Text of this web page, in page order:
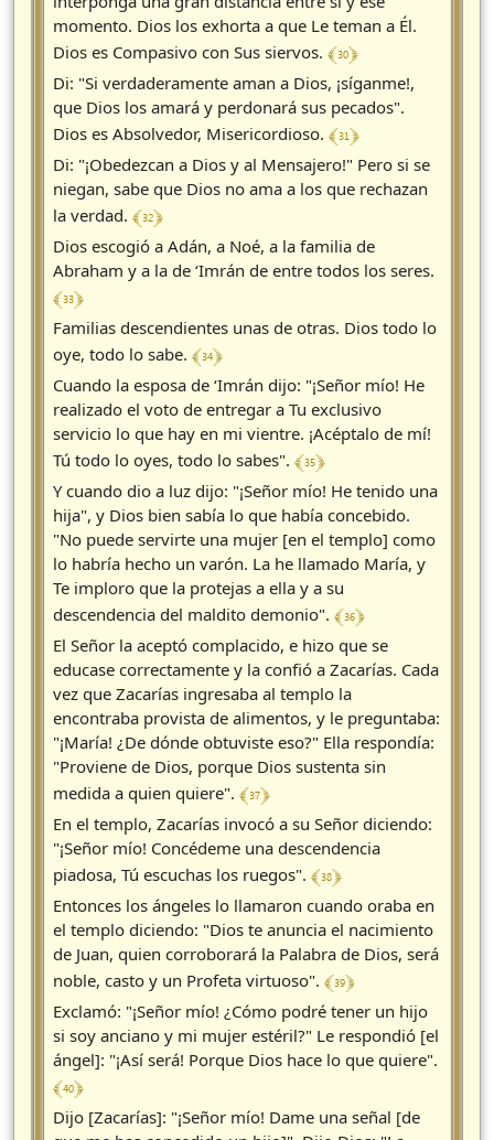
momento. Dios los exhorta a que Le teman a Él.
Dios es Compasivo con Sus siervos. ﴾ 30 ﴿
Di: "Si verdaderamente aman a Dios, ¡síganme!,
que Dios los amará y perdonará sus pecados".
Dios es Absolvedor, Misericordioso. ﴾ 31 ﴿
Di: "¡Obedezcan a Dios y al Mensajero!" Pero si se
niegan, sabe que Dios no ama a los que rechazan
la verdad. ﴾ 32 ﴿
Dios escogió a Adán, a Noé, a la familia de
Abraham y a la de ‘Imrán de entre todos los seres.
﴾ 33 ﴿
Familias descendientes unas de otras. Dios todo lo
oye, todo lo sabe. ﴾ 34 ﴿
Cuando la esposa de ‘Imrán dijo: "¡Señor mío! He
realizado el voto de entregar a Tu exclusivo
servicio lo que hay en mi vientre. ¡Acéptalo de mí!
Tú todo lo oyes, todo lo sabes". ﴾ 35 ﴿
Y cuando dio a luz dijo: "¡Señor mío! He tenido una
hija", y Dios bien sabía lo que había concebido.
"No puede servirte una mujer [en el templo] como
lo habría hecho un varón. La he llamado María, y
Te imploro que la protejas a ella y a su
descendencia del maldito demonio". ﴾ 36 ﴿
El Señor la aceptó complacido, e hizo que se
educase correctamente y la confió a Zacarías. Cada
vez que Zacarías ingresaba al templo la
encontraba provista de alimentos, y le preguntaba:
"¡María! ¿De dónde obtuviste eso?" Ella respondía:
"Proviene de Dios, porque Dios sustenta sin
medida a quien quiere". ﴾ 37 ﴿
En el templo, Zacarías invocó a su Señor diciendo:
"¡Señor mío! Concédeme una descendencia
piadosa, Tú escuchas los ruegos". ﴾ 38 ﴿
Entonces los ángeles lo llamaron cuando oraba en
el templo diciendo: "Dios te anuncia el nacimiento
de Juan, quien corroborará la Palabra de Dios, será
noble, casto y un Profeta virtuoso". ﴾ 39 ﴿
Exclamó: "¡Señor mío! ¿Cómo podré tener un hijo
si soy anciano y mi mujer estéril?" Le respondió [el
ángel]: "¡Así será! Porque Dios hace lo que quiere".
﴾ 40 ﴿
Dijo [Zacarías]: "¡Señor mío! Dame una señal [de